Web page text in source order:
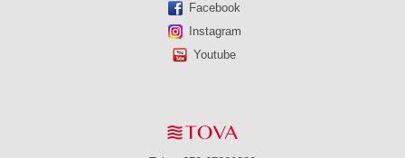
Facebook
Instagram
Youtube